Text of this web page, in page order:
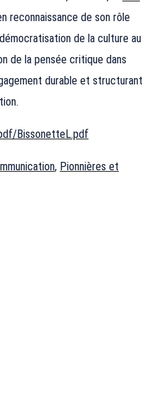
reconnaissance de son rôle
de la culture au
de la pensée critique dans
durable et structurant
BissonetteL.pdf
, Pionnières et